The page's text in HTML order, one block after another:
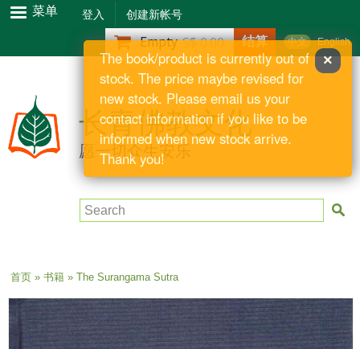
跳
转
到
主
要
内
容
菜单 登入 创建新帐号
中文 English
Empty S$ 0.00 结算
长青佛教文化
愿一切众生安乐
Search
当前位置
首页» 书籍» The Surangama Sutra
×
The book/product is currently out of
stock. The price maybe revised for
new stock. Please email us your
contact information if you like to be
informed when new stock arrive.
Thank you!